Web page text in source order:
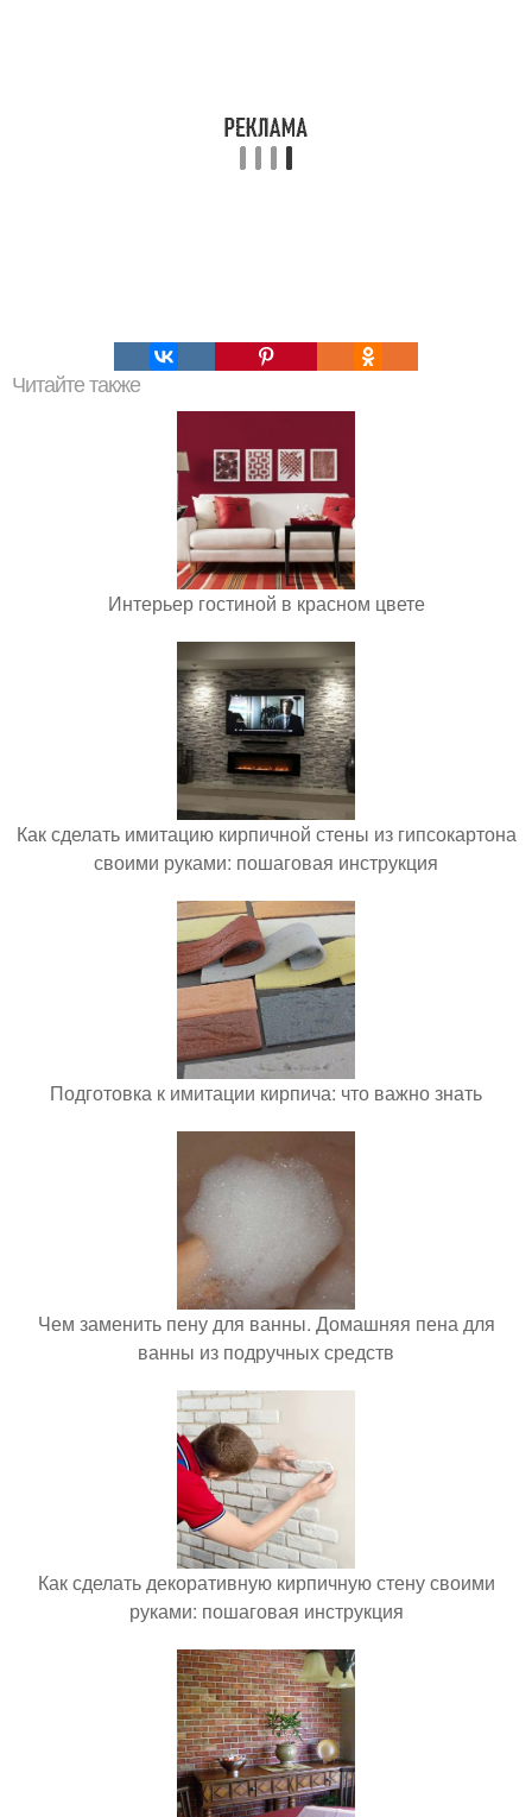
Читайте также
Интерьер гостиной в красном цвете
Как сделать имитацию кирпичной стены из гипсокартона
своими руками: пошаговая инструкция
Подготовка к имитации кирпича: что важно знать
Чем заменить пену для ванны. Домашняя пена для
ванны из подручных средств
Как сделать декоративную кирпичную стену своими
руками: пошаговая инструкция